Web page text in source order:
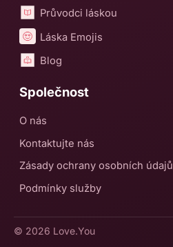
Průvodci láskou
Láska Emojis
Blog
Společnost
O nás
Kontaktujte nás
Zásady ochrany osobních údajů
Podmínky služby
© 2026 Love.You